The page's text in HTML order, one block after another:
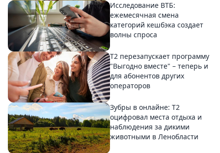
Исследование ВТБ:
ежемесячная смена
категорий кешбэка создает
волны спроса
Т2 перезапускает программу
"Выгодно вместе" – теперь и
для абонентов других
операторов
Зубры в онлайне: Т2
оцифровал места отдыха и
наблюдения за дикими
животными в Ленобласти